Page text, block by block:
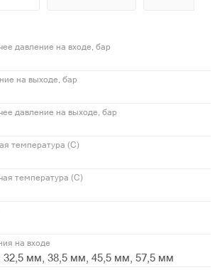
давление на входе, бар
на выходе, бар
давление на выходе, бар
температура (С)
температура (С)
на входе
32,5 мм, 38,5 мм, 45,5 мм, 57,5 мм